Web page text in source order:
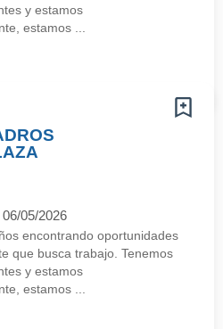
y estamos
estamos ...
06/05/2026
encontrando oportunidades
que busca trabajo. Tenemos
y estamos
estamos ...